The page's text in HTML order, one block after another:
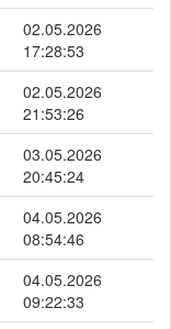
02.05.2026
17:28:53
02.05.2026
21:53:26
03.05.2026
20:45:24
04.05.2026
08:54:46
04.05.2026
09:22:33